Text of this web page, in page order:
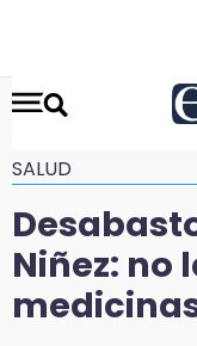
SALUD
Niñez: no